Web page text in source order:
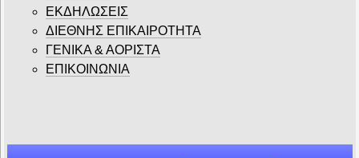
ΕΚΔΗΛΩΣΕΙΣ
ΔΙΕΘΝΗΣ ΕΠΙΚΑΙΡΟΤΗΤΑ
ΓΕΝΙΚΑ & ΑΟΡΙΣΤΑ
ΕΠΙΚΟΙΝΩΝΙΑ